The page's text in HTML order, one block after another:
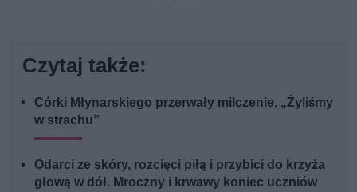
Czytaj także:
Córki Młynarskiego przerwały milczenie. „Żyliśmy
w strachu”
Odarci ze skóry, rozcięci piłą i przybici do krzyża
głową w dół. Mroczny i krwawy koniec uczniów